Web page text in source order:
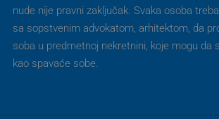
nude nije pravni zaključak. Svaka osoba
sa sopstvenim advokatom, arhitektom, da
soba u predmetnoj nekretnini, koje mogu da
kao spavaće sobe.